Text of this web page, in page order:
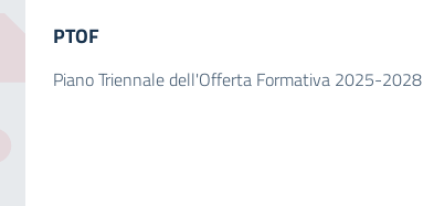
PTOF
Piano Triennale dell'Offerta Formativa 2025-2028